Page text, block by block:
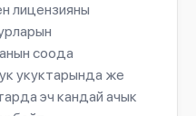
лицензияны
соода
укуктарында же
эч кандай ачык